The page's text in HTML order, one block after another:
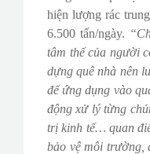
hiện lượng rác
6.500 tấn/ngày.
tâm thế của người
dựng quê nhà nên
để ứng dụng vào
động xử lý từng
trị kinh tế… quan
bảo vệ môi trường,